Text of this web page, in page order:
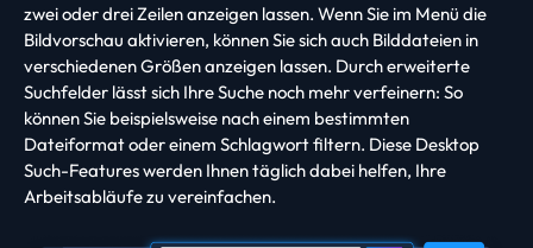
zwei oder drei Zeilen anzeigen lassen. Wenn Sie im Menü die
Bildvorschau aktivieren, können Sie sich auch Bilddateien in
verschiedenen Größen anzeigen lassen. Durch erweiterte
Suchfelder lässt sich Ihre Suche noch mehr verfeinern: So
können Sie beispielsweise nach einem bestimmten
Dateiformat oder einem Schlagwort filtern. Diese Desktop
Such-Features werden Ihnen täglich dabei helfen, Ihre
Arbeitsabläufe zu vereinfachen.